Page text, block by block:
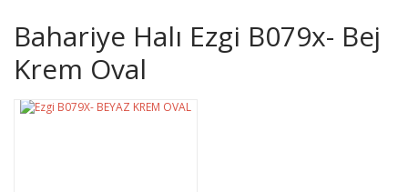
Bahariye Halı Ezgi B079x- Bej
Krem Oval